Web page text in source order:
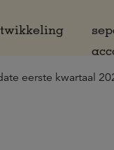
eerste kwartaal